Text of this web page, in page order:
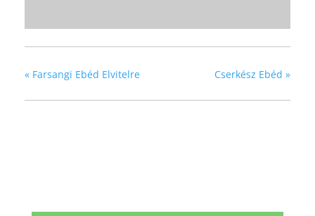
« Farsangi Ebéd Elvitelre Cserkész Ebéd »